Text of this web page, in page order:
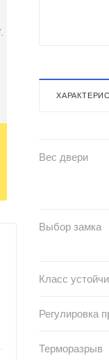
Вес двери
Выбор замка
Класс
Регулировка
Терморазрыв